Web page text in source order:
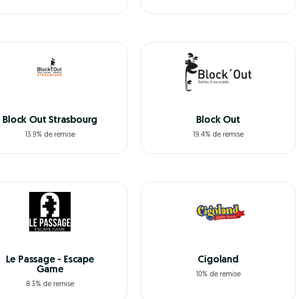
Block Out Strasbourg
13.9% de remise
Block Out
19.4% de remise
Le Passage - Escape
Game
8.3% de remise
Cigoland
10% de remise